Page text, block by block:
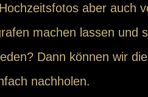
aber auch
machen lassen und
Dann können wir die
nachholen.